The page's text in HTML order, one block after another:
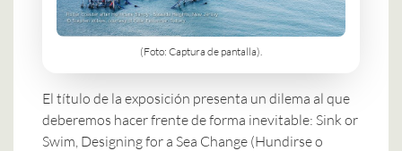
(Foto: Captura de pantalla).
El título de la exposición presenta un dilema al que
deberemos hacer frente de forma inevitable: Sink or
Swim, Designing for a Sea Change (Hundirse o